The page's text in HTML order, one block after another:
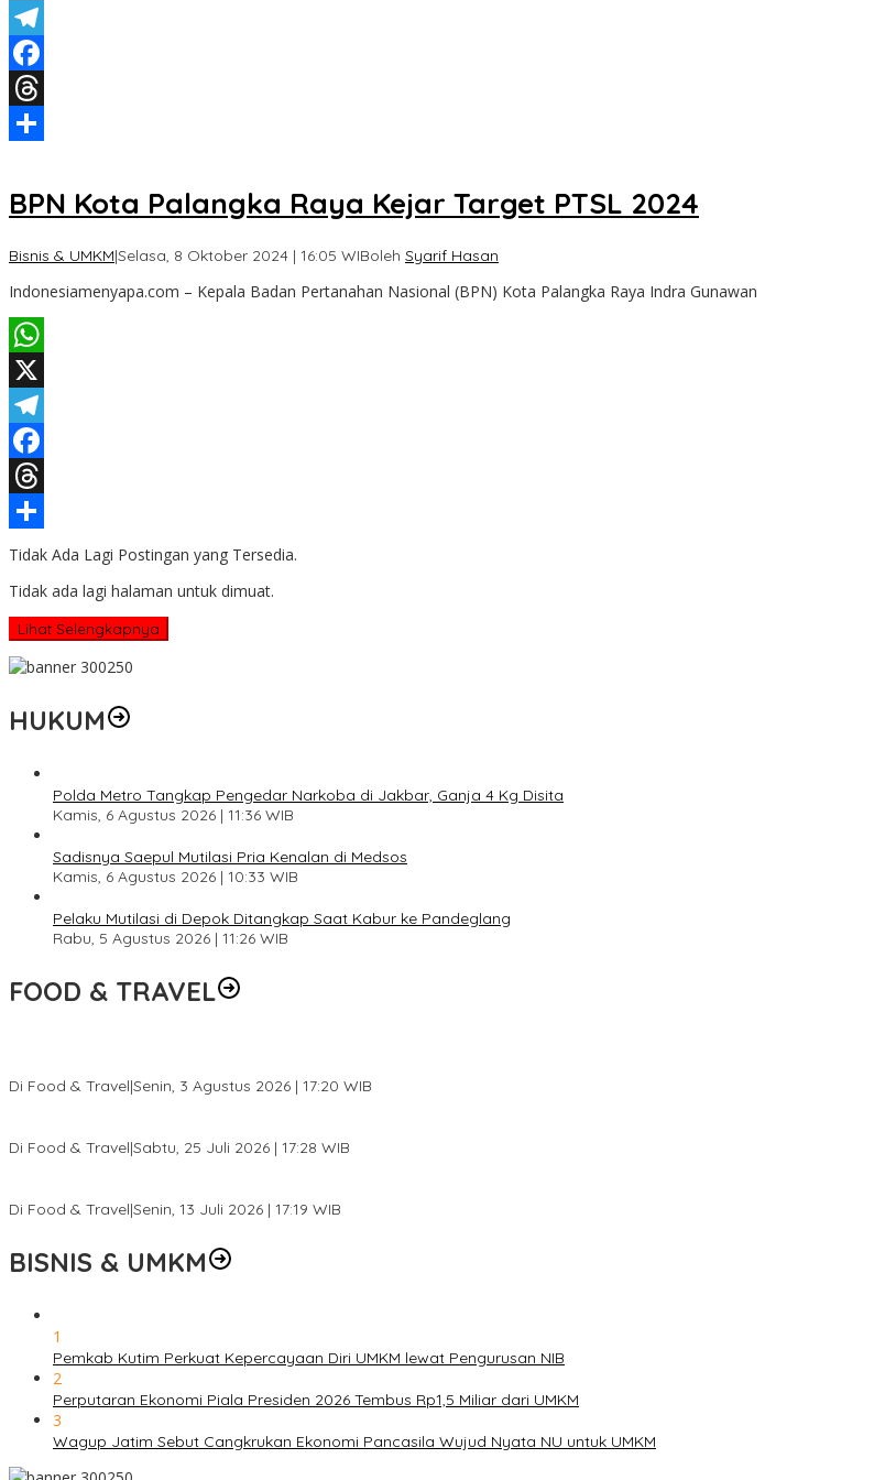
X
Telegram
Facebook
Threads
BPN Kota Palangka Raya Kejar Target PTSL 2024
Bisnis & UMKM|Selasa, 8 Oktober 2024 | 16:05 WIBoleh Syarif Hasan
Indonesiamenyapa.com – Kepala Badan Pertanahan Nasional (BPN) Kota Palangka Raya Indra Gunawan
WhatsApp
X
Telegram
Facebook
Threads
Share
Tidak Ada Lagi Postingan yang Tersedia.
Tidak ada lagi halaman untuk dimuat.
Lihat Selengkapnya
HUKUM
Polda Metro Tangkap Pengedar Narkoba di Jakbar, Ganja 4 Kg Disita
Kamis, 6 Agustus 2026 | 11:36 WIB
Sadisnya Saepul Mutilasi Pria Kenalan di Medsos
Kamis, 6 Agustus 2026 | 10:33 WIB
Pelaku Mutilasi di Depok Ditangkap Saat Kabur ke Pandeglang
Rabu, 5 Agustus 2026 | 11:26 WIB
FOOD & TRAVEL
Di Food & Travel|Senin, 3 Agustus 2026 | 17:20 WIB
Di Food & Travel|Sabtu, 25 Juli 2026 | 17:28 WIB
Di Food & Travel|Senin, 13 Juli 2026 | 17:19 WIB
BISNIS & UMKM
1
Pemkab Kutim Perkuat Kepercayaan Diri UMKM lewat Pengurusan NIB
2
Perputaran Ekonomi Piala Presiden 2026 Tembus Rp1,5 Miliar dari UMKM
3
Wagup Jatim Sebut Cangkrukan Ekonomi Pancasila Wujud Nyata NU untuk UMKM